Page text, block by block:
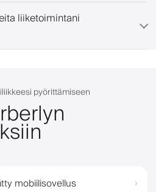
liiketoimintani
pyörittämiseen
mobiilisovellus ›